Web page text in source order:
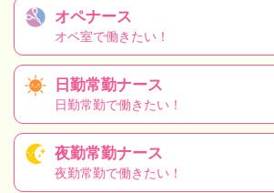
オペナース
オペ室で働きたい！
日勤常勤ナース
日勤常勤で働きたい！
夜勤常勤ナース
夜勤常勤で働きたい！